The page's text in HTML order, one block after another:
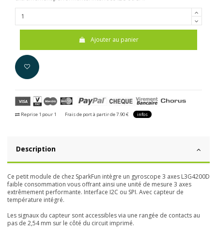
Ajouter au panier
Reprise 1 pour 1 Frais de port à partir de 7.90 € infos
Description
Ce petit module de chez SparkFun intègre un gyroscope 3 axes L3G4200D
faible consommation vous offrant ainsi une unité de mesure 3 axes
extrêmement performante. Interface I2C ou SPI. Avec capteur de
température intégré.
Les signaux du capteur sont accessibles via une rangée de contacts au
pas de 2,54 mm sur le côté du circuit imprimé.